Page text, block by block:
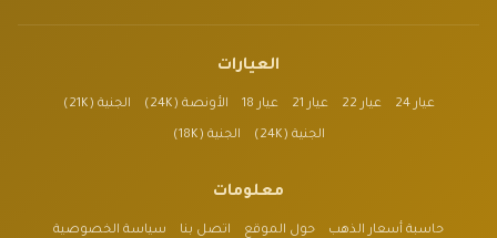
العيارات
عيار 24 عيار 22 عيار 21 عيار 18 الأونصة (24K) الجنية (21K)
الجنية (24K) الجنية (18K)
معلومات
حاسبة أسعار الذهب حول الموقع اتصل بنا سياسة الخصوصية